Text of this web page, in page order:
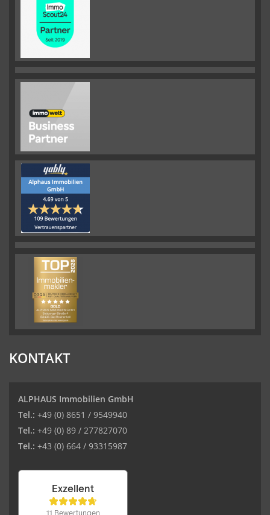
KONTAKT
ALPHAUS Immobilien GmbH
Tel.: +49 (0) 8651 / 9549940
Tel.: +49 (0) 89 / 277827070
Tel.: +43 (0) 664 / 93315987